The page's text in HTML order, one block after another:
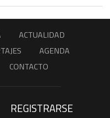
ACTUALIDAD
AGENDA
CONTACTO
REGISTRARSE